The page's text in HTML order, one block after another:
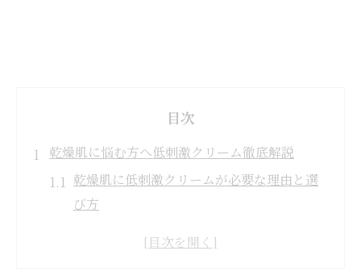
目次
乾燥肌に悩む方へ低刺激クリーム徹底解説
乾燥肌に低刺激クリームが必要な理由と選
び方